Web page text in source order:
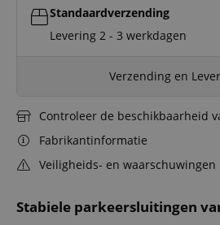
Stabiele parkeersluitingen
Standaardverzending
Levering 2 - 3 werkdagen
Verzending en
Controleer de beschikbaarheid
Fabrikantinformatie
Veiligheids- en waarschuwingen